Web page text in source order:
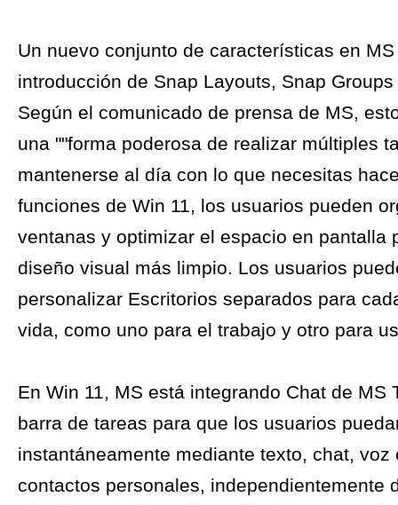
Un nuevo conjunto de características en
introducción de Snap Layouts, Snap
Según el comunicado de prensa de MS,
una ""forma poderosa de realizar múltiples
mantenerse al día con lo que necesitas
funciones de Win 11, los usuarios pueden
ventanas y optimizar el espacio en pantalla
diseño visual más limpio. Los usuarios
personalizar Escritorios separados para
vida, como uno para el trabajo y otro para
En Win 11, MS está integrando Chat de MS
barra de tareas para que los usuarios
instantáneamente mediante texto, chat, voz
contactos personales, independientemente